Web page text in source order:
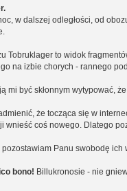
w dalszej odległości, od
Tobruklager to widok
na izbie chorych - rannego
mi być skłonnym wytypować,
że tocząca się w
wnieść coś nowego. Dlatego
Panu swobodę ich
bono! Billukronosie - nie